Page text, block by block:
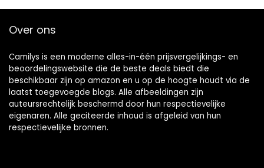
Over ons
Camilys is een moderne alles-in-één prijsvergelijkings- en
beoordelingswebsite die de beste deals biedt die
beschikbaar zijn op amazon en u op de hoogte houdt via de
laatst toegevoegde blogs. Alle afbeeldingen zijn
auteursrechtelijk beschermd door hun respectievelijke
eigenaren. Alle geciteerde inhoud is afgeleid van hun
respectievelijke bronnen.